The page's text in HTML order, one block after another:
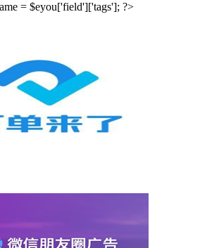
= $eyou['field']['tags']; ?>